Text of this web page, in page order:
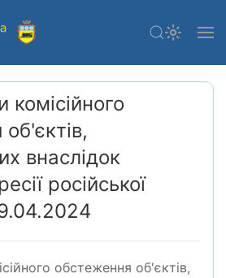
внаслідок
російської
обстеження об'єктів,